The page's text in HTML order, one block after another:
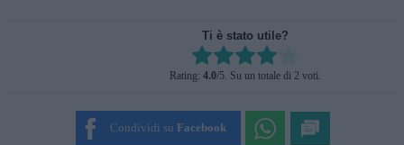
Ti è stato utile?
Rate this item:
SUBMIT RATING
Rating: 4.0/5. Su un totale di 2 voti.
Condividi su Facebook